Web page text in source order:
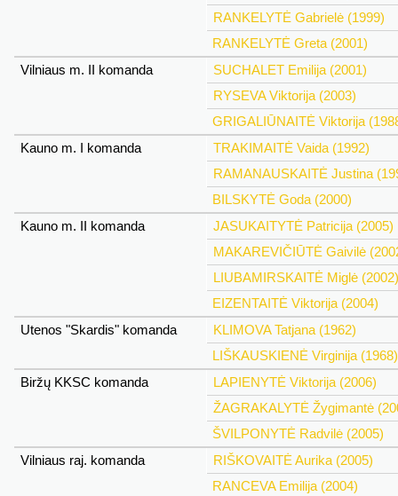
RANKELYTĖ Gabrielė (1999)
RANKELYTĖ Greta (2001)
Vilniaus m. II komanda
SUCHALET Emilija (2001)
RYSEVA Viktorija (2003)
GRIGALIŪNAITĖ Viktorija
Kauno m. I komanda
TRAKIMAITĖ Vaida (1992)
RAMANAUSKAITĖ Justina
BILSKYTĖ Goda (2000)
Kauno m. II komanda
JASUKAITYTĖ Patricija (2005)
MAKAREVIČIŪTĖ Gaivilė
LIUBAMIRSKAITĖ Miglė (2002)
EIZENTAITĖ Viktorija (2004)
Utenos "Skardis" komanda
KLIMOVA Tatjana (1962)
LIŠKAUSKIENĖ Virginija (1968)
Biržų KKSC komanda
LAPIENYTĖ Viktorija (2006)
ŽAGRAKALYTĖ Žygimantė
ŠVILPONYTĖ Radvilė (2005)
Vilniaus raj. komanda
RIŠKOVAITĖ Aurika (2005)
RANCEVA Emilija (2004)